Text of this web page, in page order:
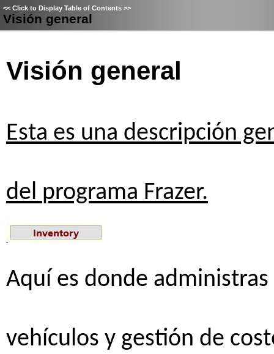
<< Click to Display Table of Contents >>
Visión general
Visión general
Esta es una descripción
del programa Frazer.
Aquí es donde administras
vehículos y gestión de